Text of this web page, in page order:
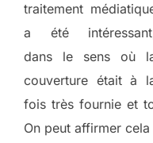
traitement
a été
dans le sens où
couverture était à
fois très fournie et
On peut affirmer